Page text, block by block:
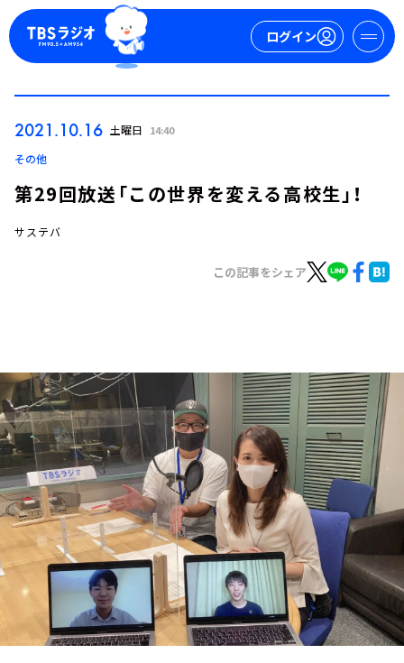
ログイン
トピックス
TBS Podcast
お知らせ
イベント・グッズ
YouTube
会社情報
2021.10.16 土曜日 14:40
その他
第29回放送「この世界を変える高校生」！
サステバ
この記事をシェア